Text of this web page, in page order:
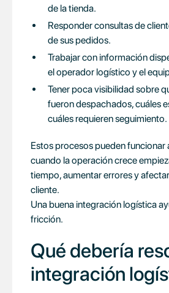
de la tienda.
Responder consultas de
de sus pedidos.
Trabajar con información
el operador logístico y el
Tener poca visibilidad sobre
fueron despachados, cuáles
cuáles requieren seguimiento.
Estos procesos pueden funcionar
cuando la operación crece
tiempo, aumentar errores y
cliente.
Una buena integración logística
fricción.
Qué debería
integración